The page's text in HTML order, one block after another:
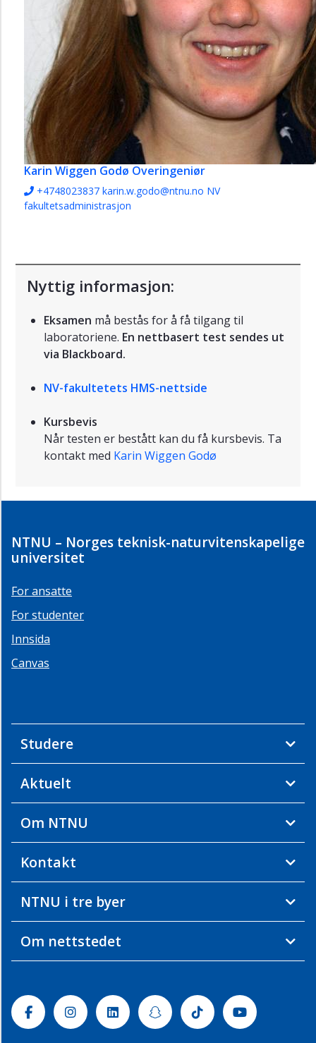
Karin Wiggen Godø Overingeniør
+4748023837 karin.w.godo@ntnu.no NV
fakultetsadministrasjon
Nyttig informasjon:
Eksamen må bestås for å få tilgang til
laboratoriene. En nettbasert test sendes ut
via Blackboard.
NV-fakultetets HMS-nettside
Kursbevis
Når testen er bestått kan du få kursbevis. Ta
kontakt med Karin Wiggen Godø
NTNU – Norges teknisk-naturvitenskapelige
universitet
For ansatte
For studenter
Innsida
Canvas
Studere
Aktuelt
Om NTNU
Kontakt
NTNU i tre byer
Om nettstedet
FacebookInstagramLinkedinSnapchatTiktok Youtube